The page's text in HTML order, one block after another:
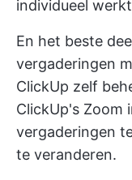
individueel
En het beste
vergaderingen
ClickUp zelf
ClickUp's Zoom
vergaderingen
te veranderen.